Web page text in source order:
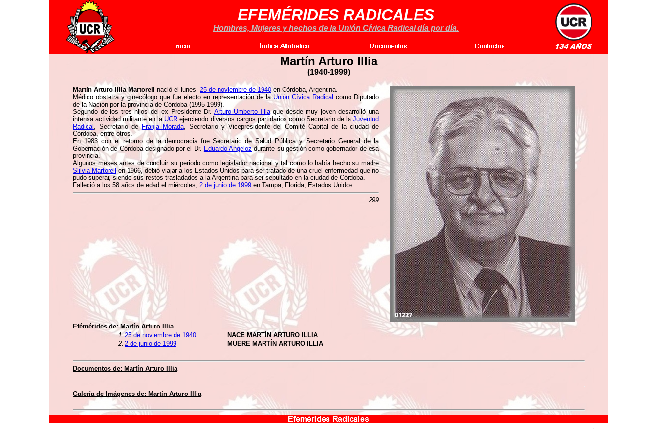
EFEMÉRIDES RADICALES
Hombres, Mujeres y hechos de la Unión Cívica Radical día por día.
Martín Arturo Illia
(1940-1999)
Martín Arturo Illia Martorell nació el lunes, 25 de noviembre de 1940en Córdoba, Argentina.
Médico obstetra y ginecólogo que fue electo en representación de laUnión Cívica Radical como Diputado
de la Nación por la provincia de Córdoba (1995-1999).
Segundo de los tres hijos del ex Presidente Dr. Arturo Umberto Illiaque desde muy joven desarrolló una
intensa actividad militante en la UCR ejerciendo diversos cargos partidarios como Secretario de laJuventud
Radical , Secretario de Franja Morada, Secretario y Vicepresidente del Comité Capital de la ciudad de
Córdoba, entre otros.
En 1983 con el retorno de la democracia fue Secretario de Salud Pública y Secretario General de la
Gobernación de Córdoba designado por el Dr. Eduardo Angelozdurante su gestión como gobernador de esa
provincia.
Algunos meses antes de concluir su periodo como legislador nacional y tal como lo había hecho su madre
Slilvia Martorellen 1966, debió viajar a los Estados Unidos para ser tratado de una cruel enfermedad que no
pudo superar, siendo sus restos trasladados a la Argentina para ser sepultado en la ciudad de Córdoba.
Falleció a los 58 años de edad el miércoles, 2 de junio de 1999 en Tampa, Florida, Estados Unidos.
299
Efémérides de:Martín Arturo Illia
1.25 de noviembre de 1940
NACE MARTÍN ARTURO ILLIA
2. 2 de junio de 1999 MUERE MARTÍN ARTURO ILLIA
Documentos de: Martín Arturo Illia
Galería de Imágenes de: Martín Arturo Illia